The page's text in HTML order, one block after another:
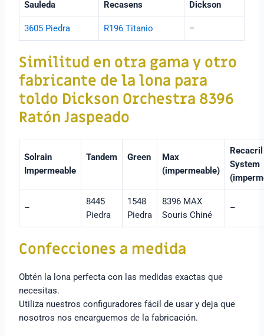
Sauleda Recasens Dickson
3605 Piedra R196 Titanio –
Similitud en otra gama y otro
fabricante de la lona para
toldo Dickson Orchestra 8396
Ratón Jaspeado
Solrain
Impermeable
Tandem Green
Max
(impermeable)
Recacril
System
–
8445
Piedra
1548
Piedra
8396 MAX
Souris Chiné
–
Confecciones a medida
Obtén la lona perfecta con las medidas exactas que
necesitas.
Utiliza nuestros configuradores fácil de usar y deja que
nosotros nos encarguemos de la fabricación.